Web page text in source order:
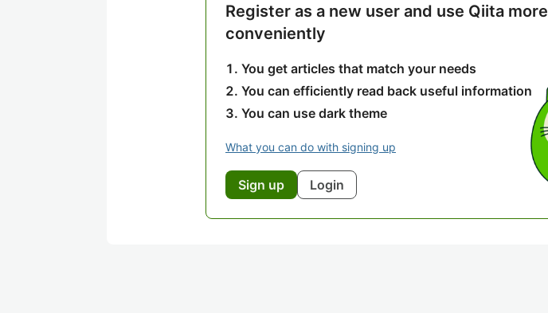
Register as a new user and use Qiita more
conveniently
You get articles that match your needs
You can efficiently read back useful information
You can use dark theme
What you can do with signing up
Sign up Login